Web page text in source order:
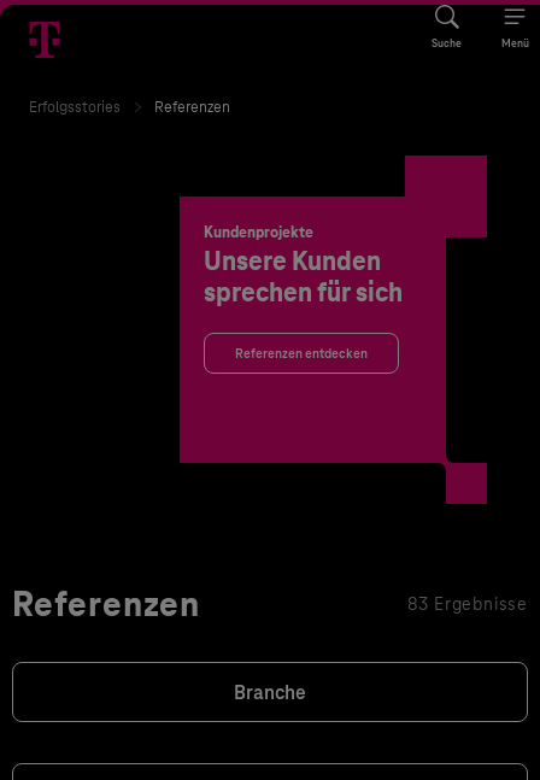
Suche Menü
Erfolgsstories Referenzen
Kundenprojekte
Unsere Kunden
sprechen für sich
Referenzen entdecken
Referenzen 83 Ergebnisse
Branche